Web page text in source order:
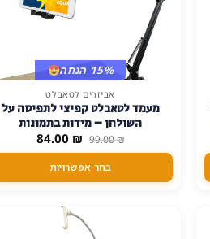
15% הנחה
אביזרים לטאבלט
מעמד לטאבלט קפיצי לתפיסה על
השולחן – מידות בתמונות
99.00₪ המחיר
המקורי
היה:
99.00 ₪.
84.00 ₪ המחיר
הנוכחי
בחר אפשרויות
מספר